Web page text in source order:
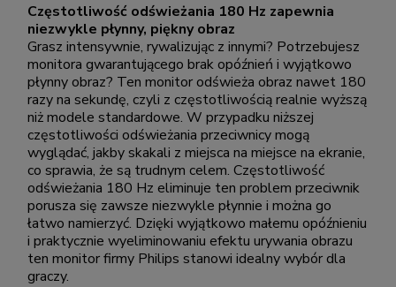
Częstotliwość odświeżania 180 Hz zapewnia
niezwykle płynny, piękny obraz
Grasz intensywnie, rywalizując z innymi? Potrzebujesz
monitora gwarantującego brak opóźnień i wyjątkowo
płynny obraz? Ten monitor odświeża obraz nawet 180
razy na sekundę, czyli z częstotliwością realnie wyższą
niż modele standardowe. W przypadku niższej
częstotliwości odświeżania przeciwnicy mogą
wyglądać, jakby skakali z miejsca na miejsce na ekranie,
co sprawia, że są trudnym celem. Częstotliwość
odświeżania 180 Hz eliminuje ten problem przeciwnik
porusza się zawsze niezwykle płynnie i można go
łatwo namierzyć. Dzięki wyjątkowo małemu opóźnieniu
i praktycznie wyeliminowaniu efektu urywania obrazu
ten monitor firmy Philips stanowi idealny wybór dla
graczy.